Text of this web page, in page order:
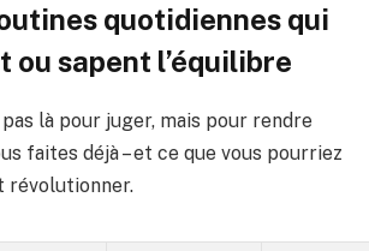
quotidiennes qui
ou sapent l’équilibre
pas là pour juger, mais pour rendre
faites déjà – et ce que vous pourriez
révolutionner.